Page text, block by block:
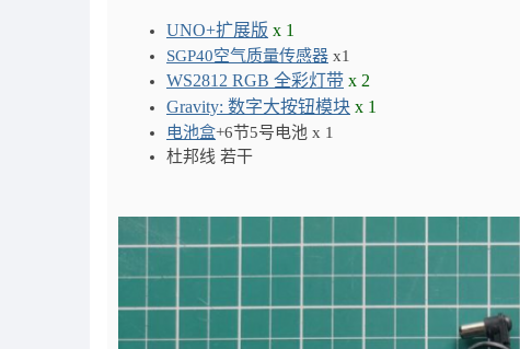
UNO+扩展版 x 1
SGP40空气质量传感器 x1
WS2812 RGB 全彩灯带 x 2
Gravity: 数字大按钮模块 x 1
电池盒+6节5号电池 x 1
杜邦线 若干